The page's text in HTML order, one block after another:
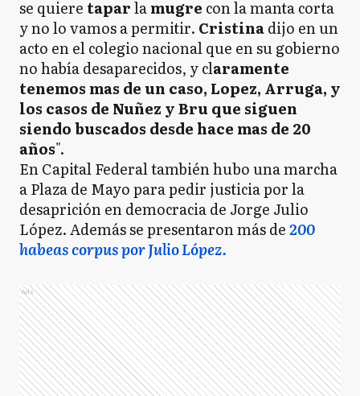
se quiere taparlamugre con la manta corta
y no lo vamos a permitir. Cristinadijo en un
acto en el colegio nacional que en su gobierno
no había desaparecidos, y claramente
tenemos mas de un caso, Lopez, Arruga, y
los casos de Nuñez y Bru que siguen
siendo buscados desde hace mas de 20
años".
En Capital Federal también hubo una marcha
a Plaza de Mayo para pedir justicia por la
desaprición en democracia de Jorge Julio
López. Además se presentaron más de200
habeas corpus por Julio López.
Ads